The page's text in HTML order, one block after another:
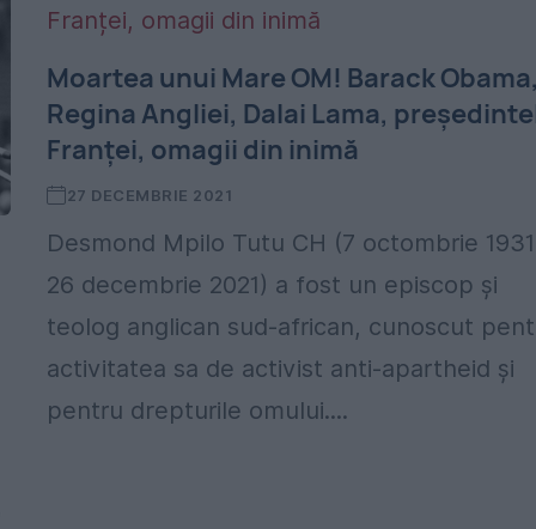
Moartea unui Mare OM! Barack
Regina Angliei, Dalai Lama,
Franței, omagii din inimă
27 DECEMBRIE 2021
Desmond Mpilo Tutu CH (7 octombrie
26 decembrie 2021) a fost un episcop și
teolog anglican sud-african, cunoscut
activitatea sa de activist anti-apartheid și
pentru drepturile omului....